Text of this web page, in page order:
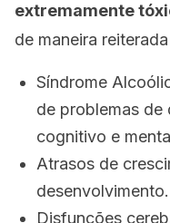
extremamente
de maneira
Síndrome
de problemas
cognitivo e
Atrasos de
desenvolvimento.
Disfunções